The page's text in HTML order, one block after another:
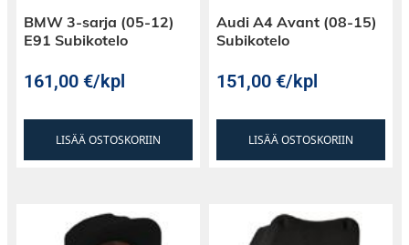
BMW 3-sarja (05-12)
E91 Subikotelo
161,00€/kpl
LISÄÄ OSTOSKORIIN
Audi A4 Avant (08-15)
Subikotelo
151,00€/kpl
LISÄÄ OSTOSKORIIN